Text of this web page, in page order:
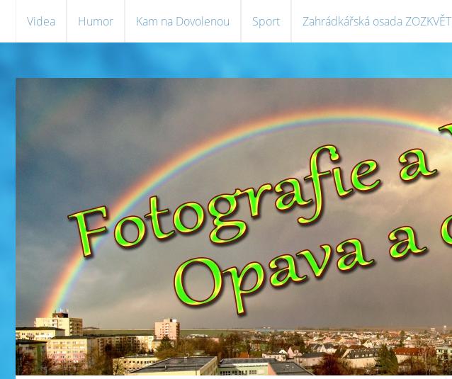
Videa Humor Kam na Dovolenou Sport Zahrádkářská osada ZOZKVĚT